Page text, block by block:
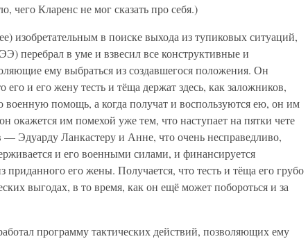
чего Кларенс не мог сказать про себя.)
изобретательным в поиске выхода из тупиковых ситуаций,
перебрал в уме и взвесил все конструктивные и
ему выбраться из создавшегося положения. Он
и его жену тесть и тёща держат здесь, как заложников,
военную помощь, а когда получат и воспользуются ею, он им
окажется им помехой уже тем, что наступает на пятки чете
— Эдуарду Ланкастеру и Анне, что очень несправедливо,
и его военными силами, и финансируется
приданного его жены. Получается, что тесть и тёща его грубо
выгодах, в то время, как он ещё может побороться и за
программу тактических действий, позволяющих ему